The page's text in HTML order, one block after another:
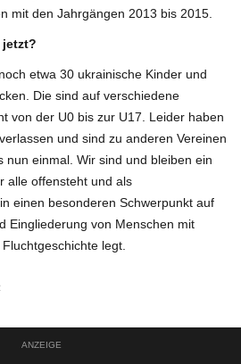
mit den Jahrgängen 2013 bis 2015.
etwa 30 ukrainische Kinder und
Die sind auf verschiedene
von der U0 bis zur U17. Leider haben
und sind zu anderen Vereinen
nun einmal. Wir sind und bleiben ein
alle offensteht und als
einen besonderen Schwerpunkt auf
Eingliederung von Menschen mit
legt.
ANZEIGE